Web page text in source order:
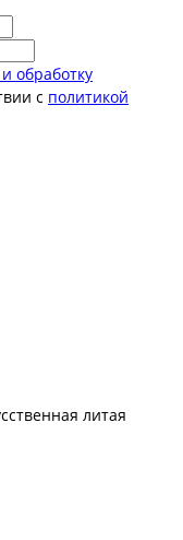
обработку
с политикой
литая